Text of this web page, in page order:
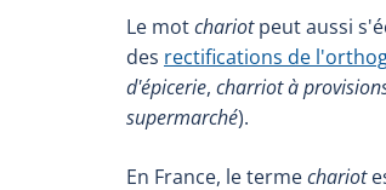
Le motchariotpeut aussi
des rectifications de
d'épicerie, charriot à
supermarché).
En France, le termechariot